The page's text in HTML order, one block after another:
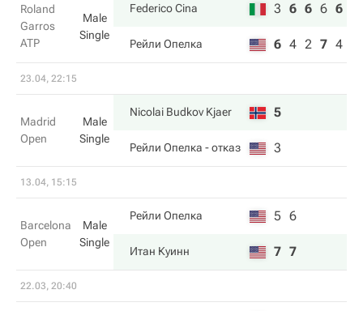
Roland
Garros
ATP
Male
Single
Federico Cina 3 6 6 6 6
Рейли Опелка 6 4 2 7 4
23.04, 22:15
Madrid
Open
Male
Single
Nicolai Budkov Kjaer 5
Рейли Опелка - отказ 3
13.04, 15:15
Barcelona
Open
Male
Single
Рейли Опелка 5 6
Итан Куинн 7 7
22.03, 20:40